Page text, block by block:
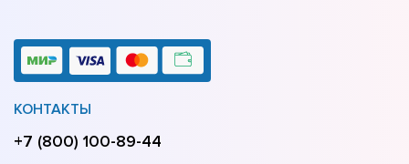
КОНТАКТЫ
+7 (800) 100-89-44